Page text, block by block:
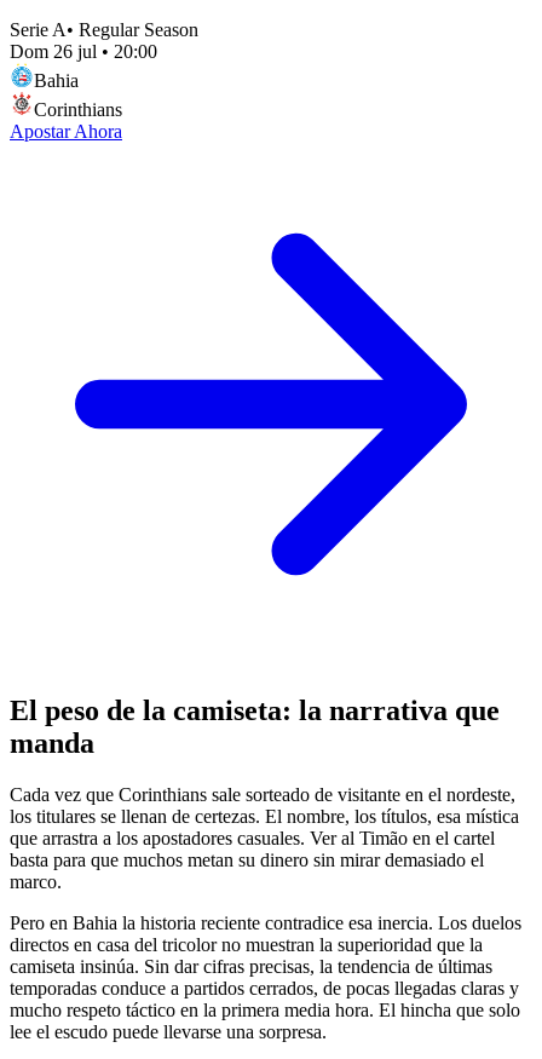
Serie A• Regular Season
Dom 26 jul • 20:00
Bahia
Corinthians
Apostar Ahora
El peso de la camiseta: la narrativa que
manda
Cada vez que Corinthians sale sorteado de visitante en el nordeste,
los titulares se llenan de certezas. El nombre, los títulos, esa mística
que arrastra a los apostadores casuales. Ver al Timão en el cartel
basta para que muchos metan su dinero sin mirar demasiado el
marco.
Pero en Bahia la historia reciente contradice esa inercia. Los duelos
directos en casa del tricolor no muestran la superioridad que la
camiseta insinúa. Sin dar cifras precisas, la tendencia de últimas
temporadas conduce a partidos cerrados, de pocas llegadas claras y
mucho respeto táctico en la primera media hora. El hincha que solo
lee el escudo puede llevarse una sorpresa.